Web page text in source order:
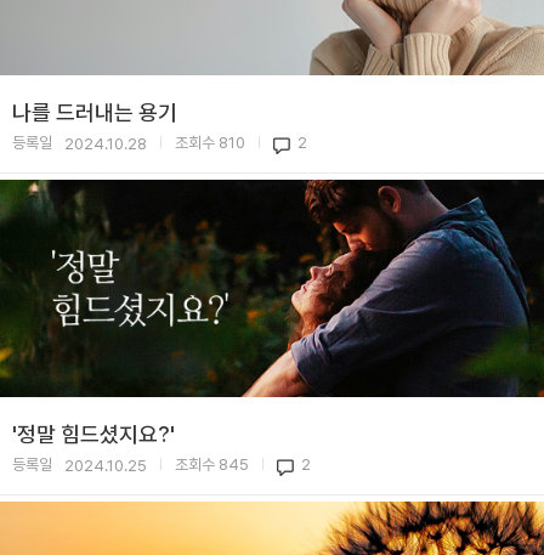
나를 드러내는 용기
등록일 2024.10.28 조회수 810 2
'정말 힘드셨지요?'
등록일 2024.10.25 조회수 845 2